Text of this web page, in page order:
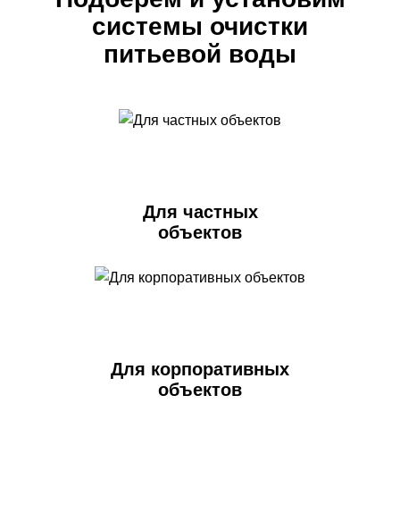
системы очистки
питьевой воды
Для частных
объектов
Для корпоративных
объектов